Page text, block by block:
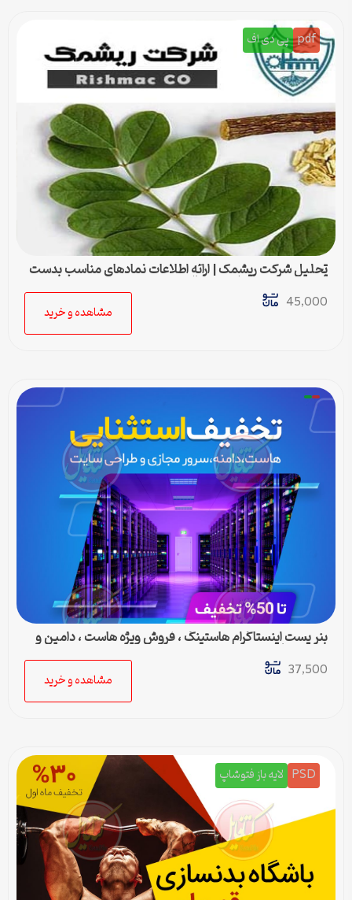
pdf پی دی اف
تحلیل شرکت ریشمک | ارائه اطلاعات نمادهای مناسب بدست
آمده با رویکرد تحیلی تکنیکال
45,000
مشاهده و خرید
بنر پست اینستاگرام هاستینگ ، فروش ویژه هاست ، دامین و
سرور مجازی
37,500
مشاهده و خرید
PSD لایه باز فتوشاپ